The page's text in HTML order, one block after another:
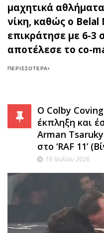
μαχητικά
νίκη, καθώς ο Belal
επικράτησε με 6-
αποτέλεσε το co-
ΠΕΡΙΣΣΌΤΕΡΑ
Ο Colby
έκπληξη και
Arman
στο ‘RAF 11’
19 Ιουλίου 2026